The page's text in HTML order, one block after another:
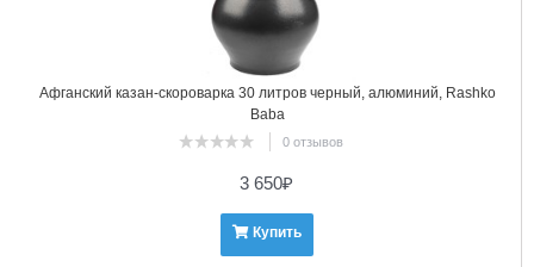
Афганский казан-скороварка 30 литров черный, алюминий, Rashko
Baba
0 отзывов
3 650₽
Купить